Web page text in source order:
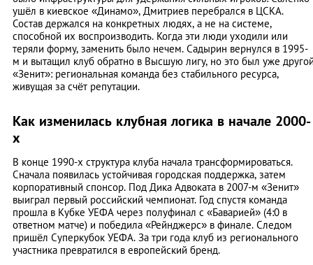
ушёл в киевское «Динамо», Дмитриев перебрался в ЦСКА.
Состав держался на конкретных людях, а не на системе,
способной их воспроизводить. Когда эти люди уходили или
теряли форму, заменить было нечем. Садырин вернулся в 1995-
м и вытащил клуб обратно в Высшую лигу, но это был уже
«Зенит»: региональная команда без стабильного ресурса,
живущая за счёт репутации.
Как изменилась клубная логика в начале 2000-
х
В конце 1990-х структура клуба начала трансформироваться.
Сначала появилась устойчивая городская поддержка, затем
корпоративный спонсор. Под Дика Адвоката в 2007-м «Зенит»
выиграл первый российский чемпионат. Год спустя команда
прошла в Кубке УЕФА через полуфинал с «Баварией» (4:0 в
ответном матче) и победила «Рейнджерс» в финале. Следом
пришёл Суперкубок УЕФА. За три года клуб из регионального
участника превратился в европейский бренд.